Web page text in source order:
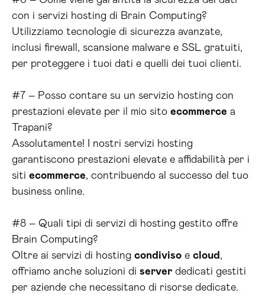
con i servizi hosting di Brain Computing?
Utilizziamo tecnologie di sicurezza avanzate,
inclusi firewall, scansione malware e SSL gratuiti,
per proteggere i tuoi dati e quelli dei tuoi clienti.
#7 – Posso contare su un servizio hosting con
prestazioni elevate per il mio sito ecommerce a
Trapani?
Assolutamente! I nostri servizi hosting
garantiscono prestazioni elevate e affidabilità per i
siti ecommerce, contribuendo al successo del tuo
business online.
#8 – Quali tipi di servizi di hosting gestito offre
Brain Computing?
Oltre ai servizi di hosting condiviso e cloud ,
offriamo anche soluzioni di server dedicati gestiti
per aziende che necessitano di risorse dedicate.